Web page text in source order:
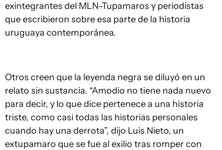
exintegrantes del MLN-Tupamaros y periodistas
que escribieron sobre esa parte de la historia
uruguaya contemporánea.
Otros creen que la leyenda negra se diluyó en un
relato sin sustancia. “Amodio no tiene nada nuevo
para decir, y lo que dice pertenece a una historia
triste, como casi todas las historias personales
cuando hay una derrota”, dijo Luis Nieto, un
extupamaro que se fue al exilio tras romper con